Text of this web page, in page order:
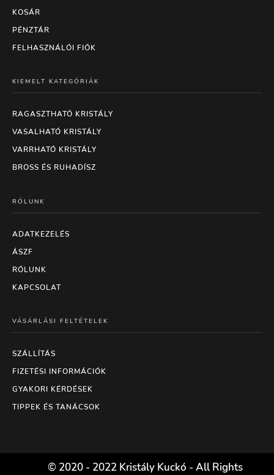
KOSÁR
PÉNZTÁR
FELHASZNÁLÓI FIÓK
KIEMELT KATEGÓRIÁK
RAGASZTHATÓ KRISTÁLY
VASALHATÓ KRISTÁLY
VARRHATÓ KRISTÁLY
BROSS ÉS RUHADÍSZ
RÓLUNK
ADATKEZELÉS
ÁSZF
RÓLUNK
KAPCSOLAT
VÁSÁRLÁSI FELTÉTELEK
SZÁLLÍTÁS
FIZETÉSI INFORMÁCIÓK
GYAKORI KÉRDÉSEK
TIPPEK ÉS TANÁCSOK
© 2020 - 2022 Kristály Kuckó - All Rights